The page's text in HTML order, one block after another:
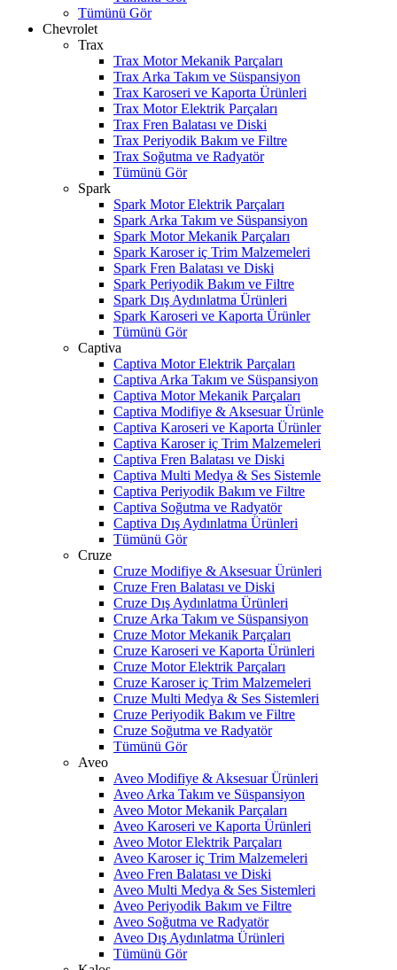
Tümünü Gör
Chevrolet
Trax
Trax Motor Mekanik Parçaları
Trax Arka Takım ve Süspansiyon
Trax Karoseri ve Kaporta Ürünleri
Trax Motor Elektrik Parçaları
Trax Fren Balatası ve Diski
Trax Periyodik Bakım ve Filtre
Trax Soğutma ve Radyatör
Tümünü Gör
Spark
Spark Motor Elektrik Parçaları
Spark Arka Takım ve Süspansiyon
Spark Motor Mekanik Parçaları
Spark Karoser iç Trim Malzemeleri
Spark Fren Balatası ve Diski
Spark Periyodik Bakım ve Filtre
Spark Dış Aydınlatma Ürünleri
Spark Karoseri ve Kaporta Ürünler
Tümünü Gör
Captiva
Captiva Motor Elektrik Parçaları
Captiva Arka Takım ve Süspansiyon
Captiva Motor Mekanik Parçaları
Captiva Modifiye & Aksesuar Ürünle
Captiva Karoseri ve Kaporta Ürünler
Captiva Karoser iç Trim Malzemeleri
Captiva Fren Balatası ve Diski
Captiva Multi Medya & Ses Sistemle
Captiva Periyodik Bakım ve Filtre
Captiva Soğutma ve Radyatör
Captiva Dış Aydınlatma Ürünleri
Tümünü Gör
Cruze
Cruze Modifiye & Aksesuar Ürünleri
Cruze Fren Balatası ve Diski
Cruze Dış Aydınlatma Ürünleri
Cruze Arka Takım ve Süspansiyon
Cruze Motor Mekanik Parçaları
Cruze Karoseri ve Kaporta Ürünleri
Cruze Motor Elektrik Parçaları
Cruze Karoser iç Trim Malzemeleri
Cruze Multi Medya & Ses Sistemleri
Cruze Periyodik Bakım ve Filtre
Cruze Soğutma ve Radyatör
Tümünü Gör
Aveo
Aveo Modifiye & Aksesuar Ürünleri
Aveo Arka Takım ve Süspansiyon
Aveo Motor Mekanik Parçaları
Aveo Karoseri ve Kaporta Ürünleri
Aveo Motor Elektrik Parçaları
Aveo Karoser iç Trim Malzemeleri
Aveo Fren Balatası ve Diski
Aveo Multi Medya & Ses Sistemleri
Aveo Periyodik Bakım ve Filtre
Aveo Soğutma ve Radyatör
Aveo Dış Aydınlatma Ürünleri
Tümünü Gör